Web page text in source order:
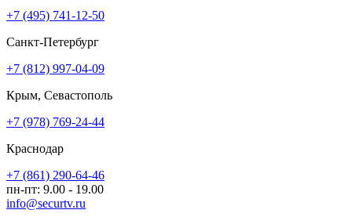
+7 (495) 741-12-50
Санкт-Петербург
+7 (812) 997-04-09
Крым, Севастополь
+7 (978) 769-24-44
Краснодар
+7 (861) 290-64-46
пн-пт: 9.00 - 19.00
info@securtv.ru